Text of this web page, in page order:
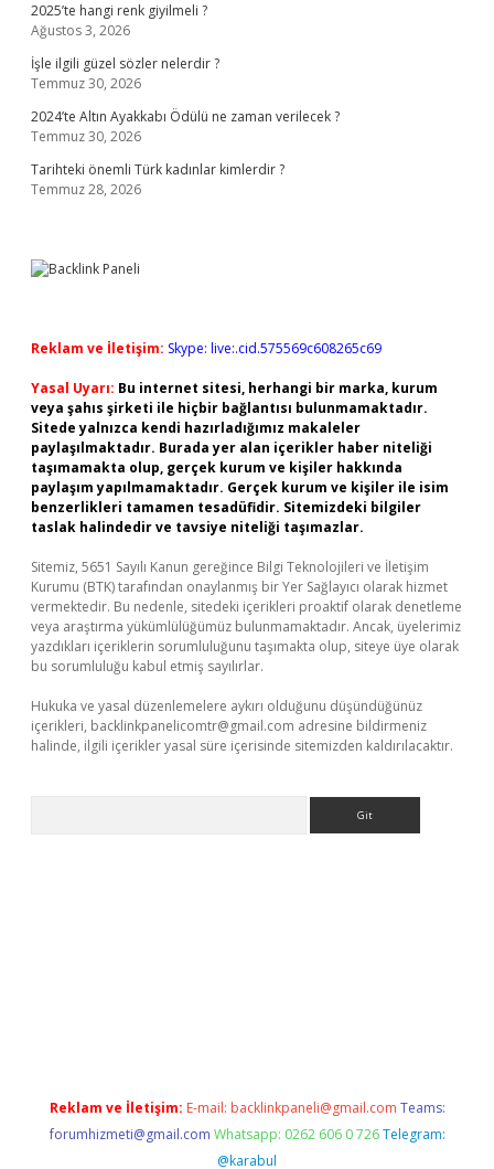
2025’te hangi renk giyilmeli ?
Ağustos 3, 2026
İşle ilgili güzel sözler nelerdir ?
Temmuz 30, 2026
2024’te Altın Ayakkabı Ödülü ne zaman verilecek ?
Temmuz 30, 2026
Tarihteki önemli Türk kadınlar kimlerdir ?
Temmuz 28, 2026
Reklam ve İletişim: Skype: live:.cid.575569c608265c69
Yasal Uyarı: Bu internet sitesi, herhangi bir marka, kurum
veya şahıs şirketi ile hiçbir bağlantısı bulunmamaktadır.
Sitede yalnızca kendi hazırladığımız makaleler
paylaşılmaktadır. Burada yer alan içerikler haber niteliği
taşımamakta olup, gerçek kurum ve kişiler hakkında
paylaşım yapılmamaktadır. Gerçek kurum ve kişiler ile isim
benzerlikleri tamamen tesadüfidir. Sitemizdeki bilgiler
taslak halindedir ve tavsiye niteliği taşımazlar.
Sitemiz, 5651 Sayılı Kanun gereğince Bilgi Teknolojileri ve İletişim
Kurumu (BTK) tarafından onaylanmış bir Yer Sağlayıcı olarak hizmet
vermektedir. Bu nedenle, sitedeki içerikleri proaktif olarak denetleme
veya araştırma yükümlülüğümüz bulunmamaktadır. Ancak, üyelerimiz
yazdıkları içeriklerin sorumluluğunu taşımakta olup, siteye üye olarak
bu sorumluluğu kabul etmiş sayılırlar.
Hukuka ve yasal düzenlemelere aykırı olduğunu düşündüğünüz
içerikleri, backlinkpanelicomtr@gmail.com adresine bildirmeniz
halinde, ilgili içerikler yasal süre içerisinde sitemizden kaldırılacaktır.
Reklam ve İletişim: E-mail: backlinkpaneli@gmail.com Teams:
forumhizmeti@gmail.com Whatsapp: 0262 606 0 726 Telegram:
@karabul